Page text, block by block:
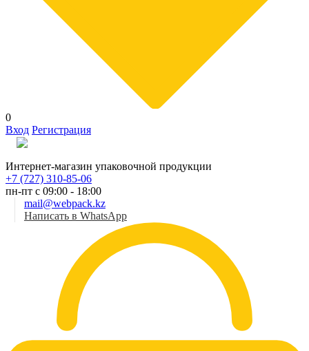
0
Вход Регистрация
Интернет-магазин упаковочной продукции
+7 (727) 310-85-06
пн-пт с 09:00 - 18:00
mail@webpack.kz
Написать в WhatsApp